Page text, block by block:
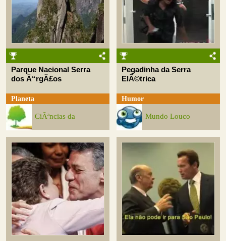
Parque Nacional Serra
dos Ã“rgÃ£os
Planeta
CiÃªncias da
Pegadinha da Serra
ElÃ©trica
Humor
Mundo Louco